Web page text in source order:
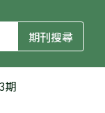
期